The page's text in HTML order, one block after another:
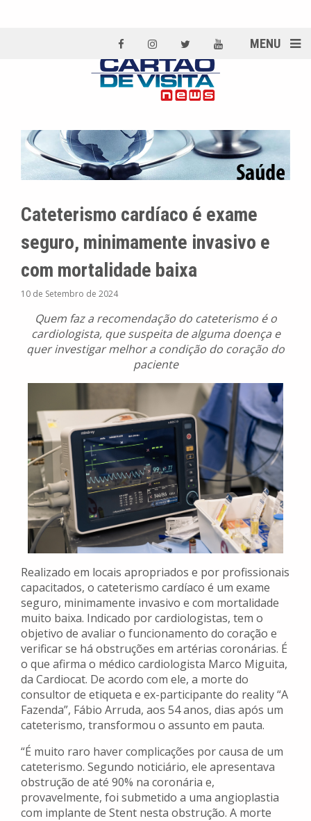
MENU
Cateterismo cardíaco é exame
seguro, minimamente invasivo e
com mortalidade baixa
10 de Setembro de 2024
Quem faz a recomendação do cateterismo é o
cardiologista, que suspeita de alguma doença e
quer investigar melhor a condição do coração do
paciente
Realizado em locais apropriados e por profissionais
capacitados, o cateterismo cardíaco é um exame
seguro, minimamente invasivo e com mortalidade
muito baixa. Indicado por cardiologistas, tem o
objetivo de avaliar o funcionamento do coração e
verificar se há obstruções em artérias coronárias. É
o que afirma o médico cardiologista Marco Miguita,
da Cardiocat. De acordo com ele, a morte do
consultor de etiqueta e ex-participante do reality “A
Fazenda”, Fábio Arruda, aos 54 anos, dias após um
cateterismo, transformou o assunto em pauta.
“É muito raro haver complicações por causa de um
cateterismo. Segundo noticiário, ele apresentava
obstrução de até 90% na coronária e,
provavelmente, foi submetido a uma angioplastia
com implante de Stent nesta obstrução. A morte